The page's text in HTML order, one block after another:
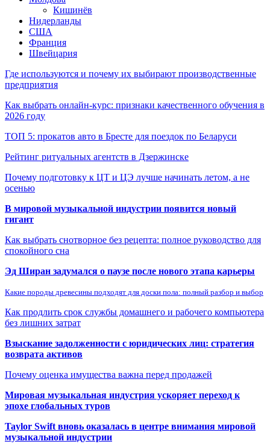
Кишинёв
Нидерланды
США
Франция
Швейцария
Где используются и почему их выбирают производственные
предприятия
Как выбрать онлайн-курс: признаки качественного обучения в
2026 году
ТОП 5: прокатов авто в Бресте для поездок по Беларуси
Рейтинг ритуальных агентств в Дзержинске
Почему подготовку к ЦТ и ЦЭ лучше начинать летом, а не
осенью
В мировой музыкальной индустрии появится новый
гигант
Как выбрать снотворное без рецепта: полное руководство для
спокойного сна
Эд Ширан задумался о паузе после нового этапа карьеры
Какие породы древесины подходят для доски пола: полный разбор и выбор
Как продлить срок службы домашнего и рабочего компьютера
без лишних затрат
Взыскание задолженности с юридических лиц: стратегия
возврата активов
Почему оценка имущества важна перед продажей
Мировая музыкальная индустрия ускоряет переход к
эпохе глобальных туров
Taylor Swift вновь оказалась в центре внимания мировой
музыкальной индустрии